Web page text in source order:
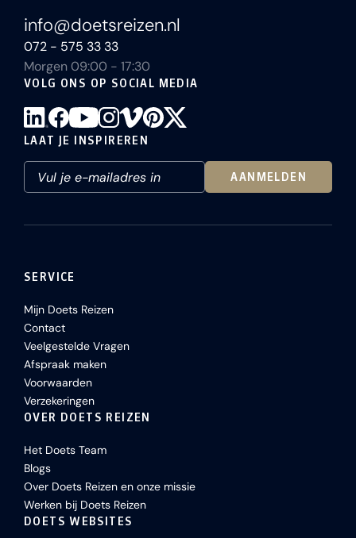
info@doetsreizen.nl
072 - 575 33 33
Morgen 09:00 - 17:30
VOLG ONS OP SOCIAL MEDIA
LAAT JE INSPIREREN
AANMELDEN
SERVICE
Mijn Doets Reizen
Contact
Veelgestelde Vragen
Afspraak maken
Voorwaarden
Verzekeringen
OVER DOETS REIZEN
Het Doets Team
Blogs
Over Doets Reizen en onze missie
Werken bij Doets Reizen
DOETS WEBSITES